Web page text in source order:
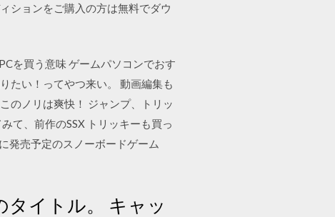
ションをご購入の方は無料でダウ
を買う意味 ゲームパソコンでおす
たい！ってやつ来い。 動画編集も
のノリは爽快！ ジャンプ、トリッ
て、前作のSSX トリッキーも買っ
発売予定のスノーボードゲーム
タイトル。 キャッ